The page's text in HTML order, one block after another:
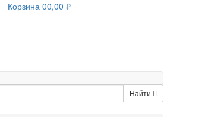
Корзина 00,00 ₽
Найти